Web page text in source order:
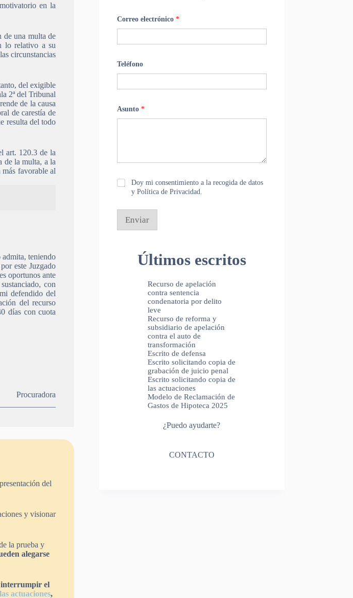
en la
de una multa de
lo relativo a su
circunstancias
del exigible
2ª del Tribunal
de la causa
de carestía de
resulta del todo
art. 120.3 de la
de la multa, a la
favorable al
teniendo
este Juzgado
oportunos ante
con
defendido del
del recurso
días con cuota
Procuradora
del
y visionar
la prueba y
alegarse
interrumpir el
actuaciones,
Correo electrónico *
Teléfono
Asunto *
Doy mi consentimiento a la recogida de datos
y Política de Privacidad.
Enviar
Últimos escritos
Recurso de apelación
contra sentencia
condenatoria por delito
leve
Recurso de reforma y
subsidiario de apelación
contra el auto de
transformación
Escrito de defensa
Escrito solicitando copia de
grabación de juicio penal
Escrito solicitando copia de
las actuaciones
Modelo de Reclamación de
Gastos de Hipoteca 2025
¿Puedo ayudarte?
CONTACTO